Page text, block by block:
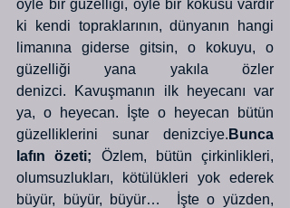
öyle bir güzelliği, öyle bir kokusu vardır
ki kendi topraklarının, dünyanın hangi
limanına giderse gitsin, o kokuyu, o
güzelliği yana yakıla özler
denizci. Kavuşmanın ilk heyecanı var
ya, o heyecan. İşte o heyecan bütün
güzelliklerini sunar denizciye. Bunca
lafın özeti; Özlem, bütün çirkinlikleri,
olumsuzlukları, kötülükleri yok ederek
büyür, büyür, büyür…  İşte o yüzden,